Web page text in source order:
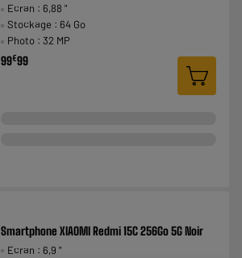
Ecran : 6,88 "
Stockage : 64 Go
Photo : 32 MP
99€99
Smartphone XIAOMI Redmi 15C 256Go 5G Noir
Ecran : 6,9 "